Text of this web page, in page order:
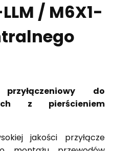
/ M6X1-
do
z pierścieniem
jakości przyłącze